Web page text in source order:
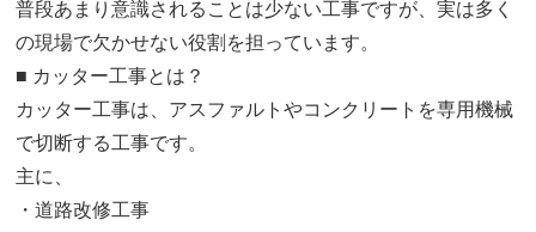
普段あまり意識されることは少ない工事ですが、実は多く
の現場で欠かせない役割を担っています。
■ カッター工事とは？
カッター工事は、アスファルトやコンクリートを専用機械
で切断する工事です。
主に、
・道路改修工事